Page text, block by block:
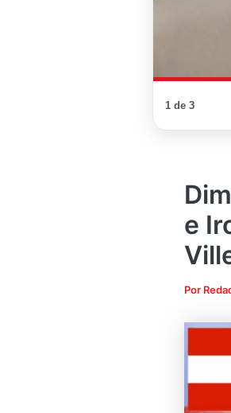
1 de 3
e
Por